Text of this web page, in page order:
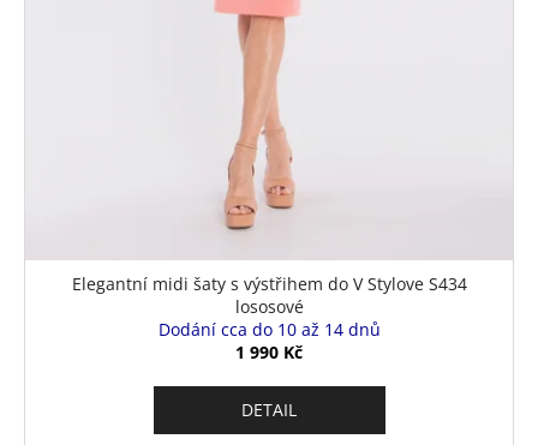
Elegantní midi šaty s výstřihem do V Stylove S434
lososové
Dodání cca do 10 až 14 dnů
1 990 Kč
DETAIL